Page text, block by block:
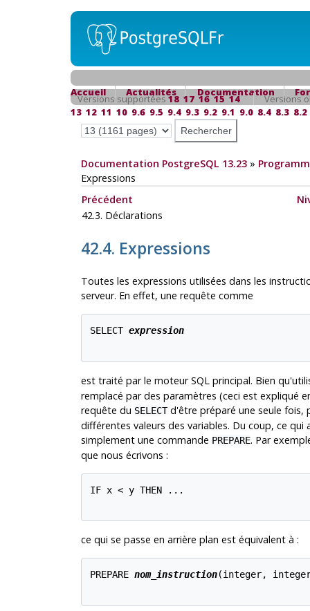
Accueil Actualités Documentation
Versions supportées18 17 16 15 14
Versions
13 12 11 10 9.6 9.5 9.4 9.3 9.2 9.1 9.0 8.4 8.3 8.2
Documentation PostgreSQL 13.23»
Expressions
Précédent
42.3. Déclarations
42.4. Expressions
Toutes les expressions utilisées dans les
serveur. En effet, une requête comme
SELECT expression
est traité par le moteur SQL principal. Bien
remplacé par des paramètres (ceci est expliqué
requête du SELECTd'être préparé une seule fois,
différentes valeurs des variables. Du coup, ce
simplement une commande PREPARE. Par
que nous écrivons :
IF x < y THEN ...
ce qui se passe en arrière plan est équivalent à :
PREPARE nom_instruction(integer,